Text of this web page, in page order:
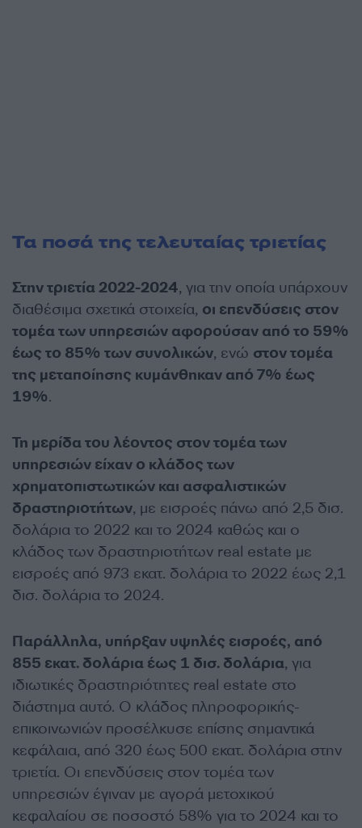
Τα ποσά της τελευταίας τριετίας
Στην τριετία 2022-2024, για την οποία υπάρχουν
διαθέσιμα σχετικά στοιχεία, οι επενδύσεις στον
τομέα των υπηρεσιών αφορούσαν από το 59%
έως το 85% των συνολικών, ενώ στον τομέα
της μεταποίησης κυμάνθηκαν από 7% έως
19%.
Τη μερίδα του λέοντος στον τομέα των
υπηρεσιών είχαν ο κλάδος των
χρηματοπιστωτικών και ασφαλιστικών
δραστηριοτήτων, με εισροές πάνω από 2,5 δισ.
δολάρια το 2022 και το 2024 καθώς και ο
κλάδος των δραστηριοτήτων real estate με
εισροές από 973 εκατ. δολάρια το 2022 έως 2,1
δισ. δολάρια το 2024.
Παράλληλα, υπήρξαν υψηλές εισροές, από
855 εκατ. δολάρια έως 1 δισ. δολάρια, για
ιδιωτικές δραστηριότητες real estate στο
διάστημα αυτό. O κλάδος πληροφορικής-
επικοινωνιών προσέλκυσε επίσης σημαντικά
κεφάλαια, από 320 έως 500 εκατ. δολάρια στην
τριετία. Oι επενδύσεις στον τομέα των
υπηρεσιών έγιναν με αγορά μετοχικού
κεφαλαίου σε ποσοστό 58% για το 2024 και το